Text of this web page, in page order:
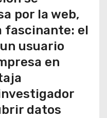
por la web,
fascinante: el
usuario
en
datos